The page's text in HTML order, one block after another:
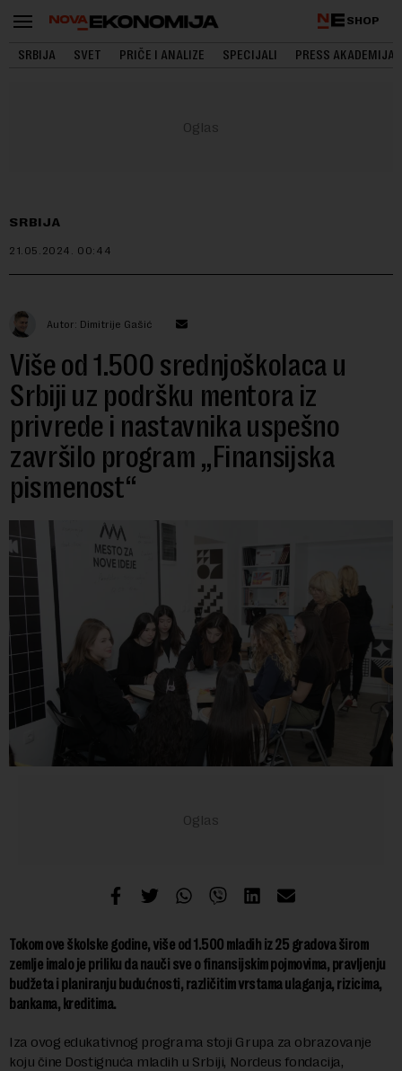
SHOP
SRBIJA SVET PRIČE I ANALIZE SPECIJALI PRESS AKADEMIJA
SRBIJA
21.05.2024. 00:44
Autor: Dimitrije Gašić
Više od 1.500 srednjoškolaca u
Srbiji uz podršku mentora iz
privrede i nastavnika uspešno
završilo program „Finansijska
pismenost“
Tokom ove školske godine, više od 1.500 mladih iz 25 gradova širom
zemlje imalo je priliku da nauči sve o finansijskim pojmovima, pravljenju
budžeta i planiranju budućnosti, različitim vrstama ulaganja, rizicima,
bankama, kreditima.
Iza ovog edukativnog programa stoji Grupa za obrazovanje
koju čine Dostignuća mladih u Srbiji, Nordeus fondacija,